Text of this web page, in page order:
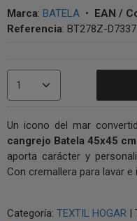
Marca: BATELA • EAN /
Referencia: BT278Z-D7337
Un icono del mar
cangrejo Batela 45x45 cm
aporta carácter y
Con cremallera para lavar e
Categoría: TEXTIL HOGAR |